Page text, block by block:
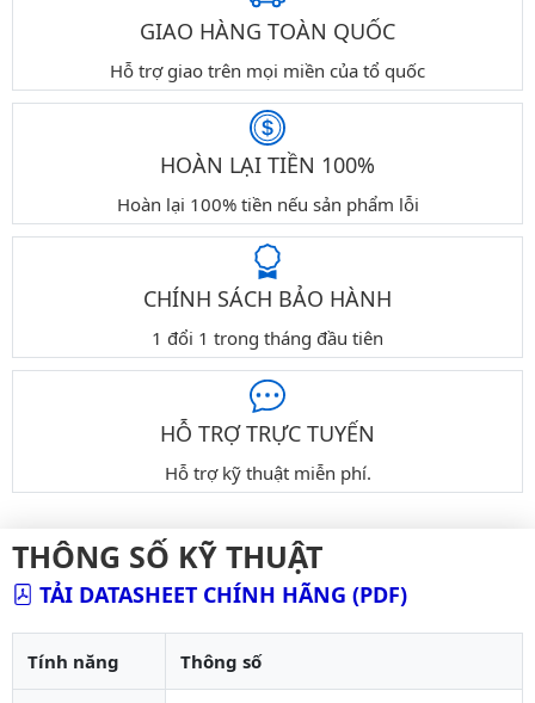
GIAO HÀNG TOÀN QUỐC
Hỗ trợ giao trên mọi miền của tổ quốc
HOÀN LẠI TIỀN 100%
Hoàn lại 100% tiền nếu sản phẩm lỗi
CHÍNH SÁCH BẢO HÀNH
1 đổi 1 trong tháng đầu tiên
HỖ TRỢ TRỰC TUYẾN
Hỗ trợ kỹ thuật miễn phí.
THÔNG SỐ KỸ THUẬT
TẢI DATASHEET CHÍNH HÃNG (PDF)
Tính năng Thông số